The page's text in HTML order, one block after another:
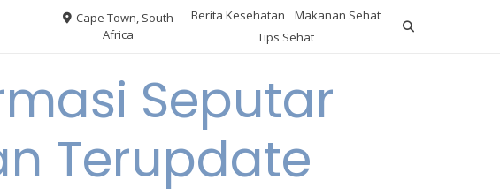
Cape Town, South
Africa
Berita Kesehatan
Makanan Sehat
Tips Sehat
Seputar
Terupdate